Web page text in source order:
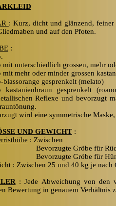
: Kurz, dicht und glänzend,
ben und auf den Pfoten.
:
.
mit unterschiedlich grossen, mehr
mit mehr oder minder grossen
-blassorange gesprenkelt (melato)
kastanienbraun gesprenkelt
Reflexe und bevorzugt
wird eine symmetrische
UND GEWICHT:
: Zwischen
Bevorzugte Gröbe für
Bevorzugte Gröbe für
: Zwischen 25 und 40 kg je nach
: Jede Abweichung von den
Bewertung in genauem Verhältnis